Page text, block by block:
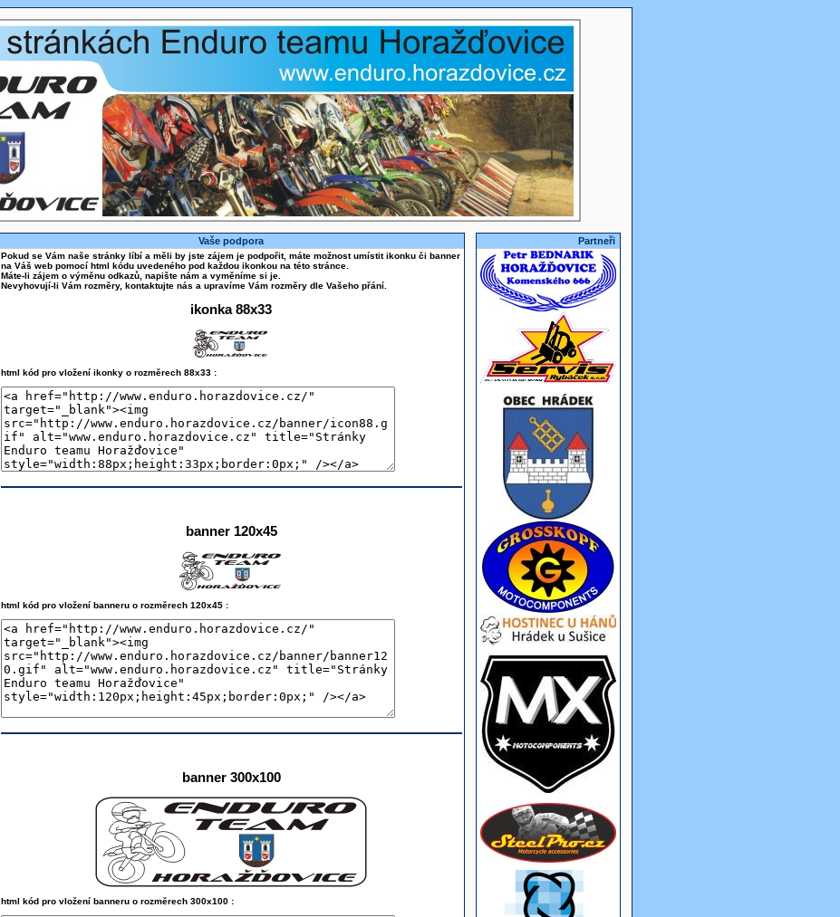
Vaše podpora
Pokud se Vám naše stránky líbí a měli by jste zájem je podpořit, máte možnost umístit ikonku či banner
na Váš web pomocí html kódu uvedeného pod každou ikonkou na této stránce.
Máte-li zájem o výměnu odkazů, napište nám a vyměníme si je.
Nevyhovují-li Vám rozměry, kontaktujte nás a upravíme Vám rozměry dle Vašeho přání.
ikonka 88x33
html kód pro vložení ikonky o rozměrech 88x33 :
banner 120x45
html kód pro vložení banneru o rozměrech 120x45 :
banner 300x100
html kód pro vložení banneru o rozměrech 300x100 :
Partneři